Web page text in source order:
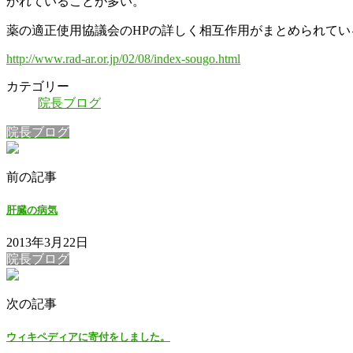
薬の適正使用協議会のHPの詳しく相互作用がまとめられて
http://www.rad-ar.or.jp/02/08/index-sougo.html
カテゴリー
院長ブログ
院長ブログ
前の記事
肝臓の病気
2013年3月22日
院長ブログ
次の記事
ウィキペディアに寄付をしました。